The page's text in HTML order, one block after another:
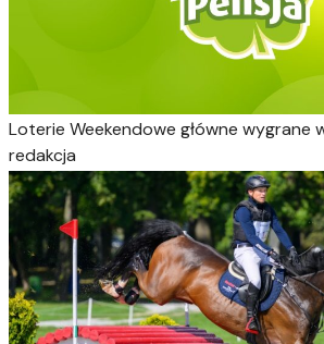
Loterie Weekendowe główne wygrane
redakcja